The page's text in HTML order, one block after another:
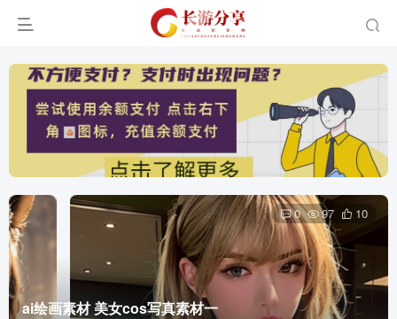
ai绘画素材 美女cos写真素材一
0 97 10